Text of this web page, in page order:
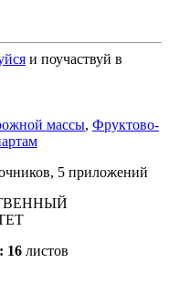
и поучаствуй в
массы, Фруктово-
5 приложений
: 16 листов